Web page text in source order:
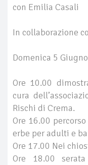
con Emilia Casali
In collaborazione
Domenica 5
Ore 10.00
cura
Rischi di Crema.
Ore 16.00
erbe per adulti e
Ore 17.00 Nei
Ore 18.00